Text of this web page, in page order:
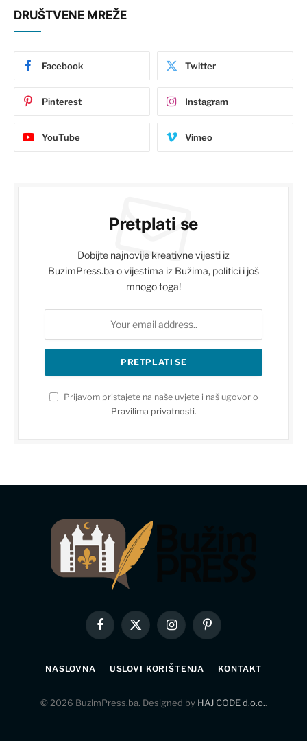
DRUŠTVENE MREŽE
Facebook Twitter
Pinterest Instagram
YouTube Vimeo
Pretplati se
Dobijte najnovije kreativne vijesti iz
BuzimPress.ba o vijestima iz Bužima, politici i još
mnogo toga!
Prijavom pristajete na naše uvjete i naš ugovor o
Pravilima privatnosti.
Facebook
X
(Twitter)
InstagramPinterest
NASLOVNA USLOVI KORIŠTENJA KONTAKT
© 2026 BuzimPress.ba. Designed by HAJ CODE d.o.o..